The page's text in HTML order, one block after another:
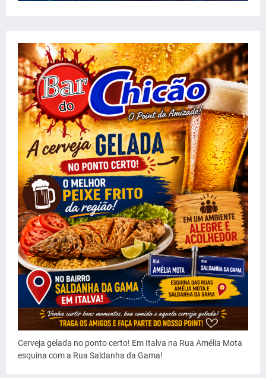
Cerveja gelada no ponto certo! Em Italva na Rua Amélia Mota
esquina com a Rua Saldanha da Gama!